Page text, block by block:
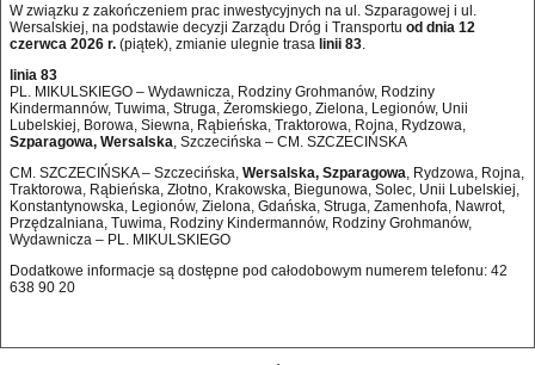
W związku z zakończeniem prac inwestycyjnych na ul. Szparagowej i ul.
Wersalskiej, na podstawie decyzji Zarządu Dróg i Transportu od dnia 12
czerwca 2026 r. (piątek), zmianie ulegnie trasa linii 83
linia 83
PL. MIKULSKIEGO – Wydawnicza, Rodziny Grohmanów, Rodziny
Kindermannów, Tuwima, Struga, Żeromskiego, Zielona, Legionów, Unii
Lubelskiej, Borowa, Siewna, Rąbieńska, Traktorowa, Rojna, Rydzowa,
Szparagowa, Wersalska , Szczecińska – CM. SZCZECIŃSKA
CM. SZCZECIŃSKA – Szczecińska, Wersalska, Szparagowa , Rydzowa, Rojna,
Traktorowa, Rąbieńska, Złotno, Krakowska, Biegunowa, Solec, Unii Lubelskiej,
Konstantynowska, Legionów, Zielona, Gdańska, Struga, Zamenhofa, Nawrot,
Przędzalniana, Tuwima, Rodziny Kindermannów, Rodziny Grohmanów,
Wydawnicza – PL. MIKULSKIEGO
Dodatkowe informacje są dostępne pod całodobowym numerem telefonu: 42
638 90 20